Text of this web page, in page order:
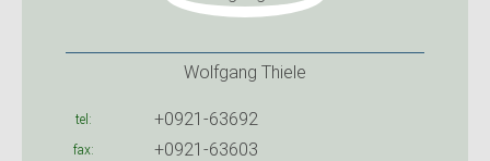
Wolfgang Thiele
tel +0921-63692
fax +0921-63603